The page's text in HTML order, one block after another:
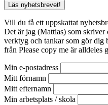
Läs nyhetsbrevet!
Vill du få ett uppskattat
Det är jag (Mattias) som skriver
verktyg och tankar som gör dig
från Please copy me är alldeles
Min e-postadress
Mitt förnamn
Mitt efternamn
Min arbetsplats / skola